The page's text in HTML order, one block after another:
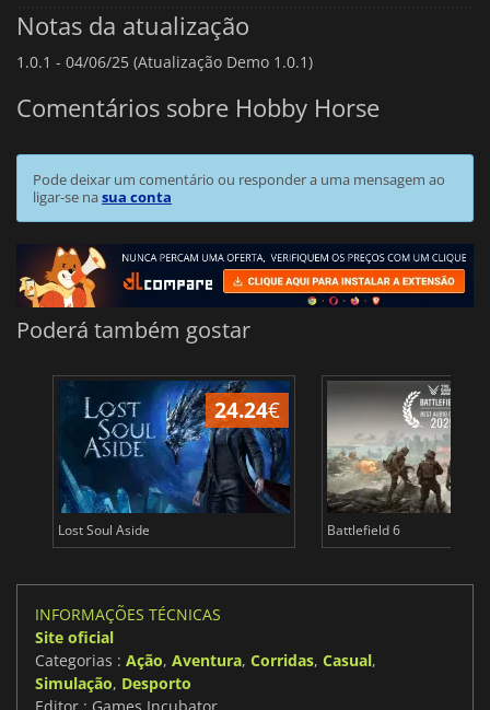
Notas da atualização
1.0.1 - 04/06/25 (Atualização Demo 1.0.1)
Comentários sobre Hobby Horse
Pode deixar um comentário ou responder a uma mensagem ao
ligar-se nasua conta
Poderá também gostar
24.24€
Lost Soul Aside Battlefield 6
INFORMAÇÕES TÉCNICAS
Site oficial
Categorias : Ação, Aventura, Corridas, Casual,
Simulação, Desporto